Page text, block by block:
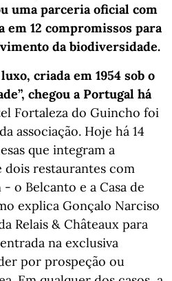
uma parceria oficial com
em 12 compromissos para
da biodiversidade.
criada em 1954 sob o
chegou a Portugal há
Fortaleza do Guincho foi
associação. Hoje há 14
que integram a
dois restaurantes com
o Belcanto e a Casa de
explica Gonçalo Narciso
Relais & Châteaux para
na exclusiva
por prospeção ou